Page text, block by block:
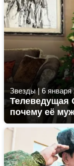
Звезды| 6 января
Телеведущая
почему её